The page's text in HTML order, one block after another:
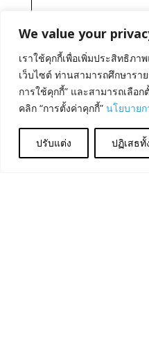
We value your
เราใช้คุกกี้เพื่อเพิ่มประสิทธิภ
เว็บไซต์ ท่านสามารถศึกษารา
การใช้คุกกี้” และสามารถเลือ
คลิก “การตั้งค่าคุกกี้” นโยบาย
ปรับแต่ง ปฏิเสธทั้